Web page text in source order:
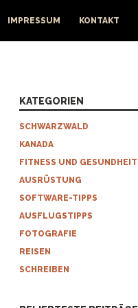
IMPRESSUM KONTAKT
KATEGORIEN
SCHWARZWALD
KANADA
FITNESS UND GESUNDHEIT
AUSRÜSTUNG
SOFTWARE-TIPPS
AUSFLUGSTIPPS
FOTOGRAFIE
REISEN
SCHREIBEN